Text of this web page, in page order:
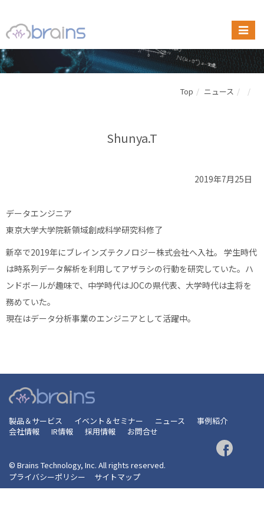
Top ニュース
Shunya.T
2019年7月25日
データエンジニア
東京大学大学院新領域創成科学研究科修了
新卒で2019年にブレインズテクノロジー株式会社へ入社。 学生時代
は時系列データ解析を利用してアザラシの行動を研究していた。ハ
ンドボールが趣味で、中学時代はJOCの県代表、大学時代は主将を
務めていた。
現在はデータ分析事業のエンジニアとして活躍中。
製品＆サービス イベント＆セミナー ニュース
事例紹介
会社情報
IR情報 採用情報 お問合せ
© Brains Technology, Inc. All rights reserved.
プライバシーポリシー
サイトマップ